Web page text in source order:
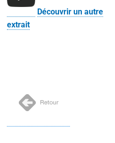
Découvrir un autre
extrait